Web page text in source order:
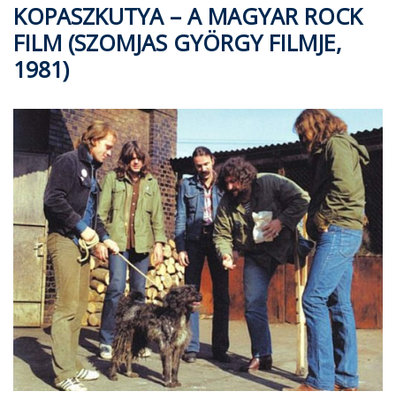
KOPASZKUTYA – A MAGYAR ROCK
FILM (SZOMJAS GYÖRGY FILMJE,
1981)